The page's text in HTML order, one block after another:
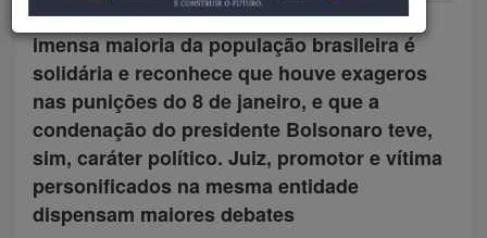
A pauta da anistia é muito importante. A
imensa maioria da população brasileira é
solidária e reconhece que houve exageros
nas punições do 8 de janeiro, e que a
condenação do presidente Bolsonaro teve,
sim, caráter político. Juiz, promotor e vítima
personificados na mesma entidade
dispensam maiores debates